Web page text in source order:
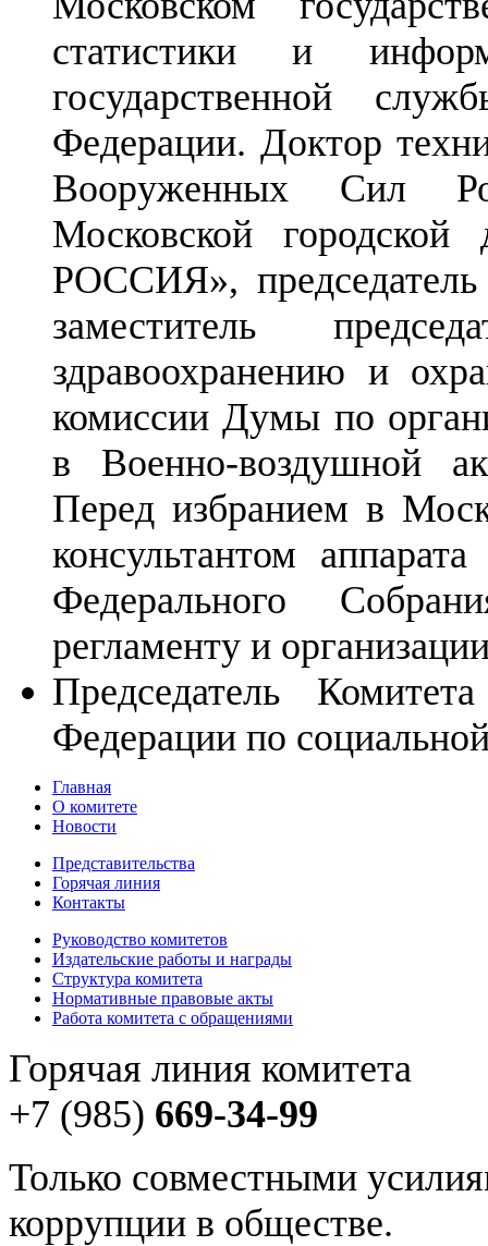
статистики и
государственной
Федерации. Доктор
Вооруженных Сил
Московской
РОССИЯ»,
заместитель
здравоохранению и
комиссии Думы по
в Военно-воздушной
Перед избранием в
консультантом
Федерального
регламенту и
Председатель
Федерации по
Главная
О комитете
Новости
Представительства
Горячая линия
Контакты
Руководство комитетов
Издательские работы и награды
Структура комитета
Нормативные правовые акты
Работа комитета с обращениями
Горячая линия комитета
+7 (985) 669-34-99
Только совместными
коррупции в обществе.